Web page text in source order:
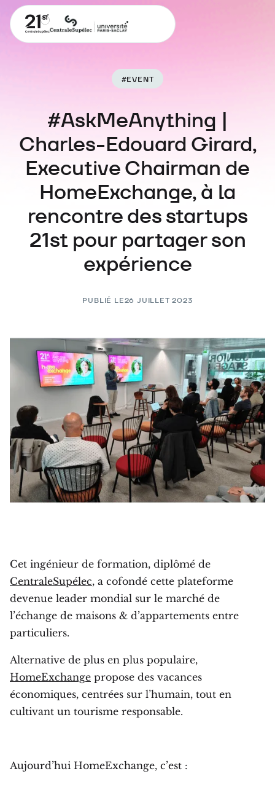
#EVENT
#AskMeAnything |
Charles-Edouard Girard,
Executive Chairman de
HomeExchange, à la
rencontre des startups
21st pour partager son
expérience
PUBLIÉ LE26 JUILLET 2023
Cet ingénieur de formation, diplômé de
CentraleSupélec, a cofondé cette plateforme
devenue leader mondial sur le marché de
l’échange de maisons & d’appartements entre
particuliers.
Alternative de plus en plus populaire,
HomeExchange propose des vacances
économiques, centrées sur l’humain, tout en
cultivant un tourisme responsable.
Aujourd’hui HomeExchange, c’est :